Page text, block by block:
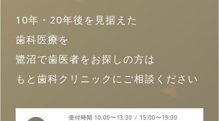
10年・20年後を見据えた
歯科医療を
鷺沼で歯医者をお探しの方は
もと歯科クリニックにご相談ください